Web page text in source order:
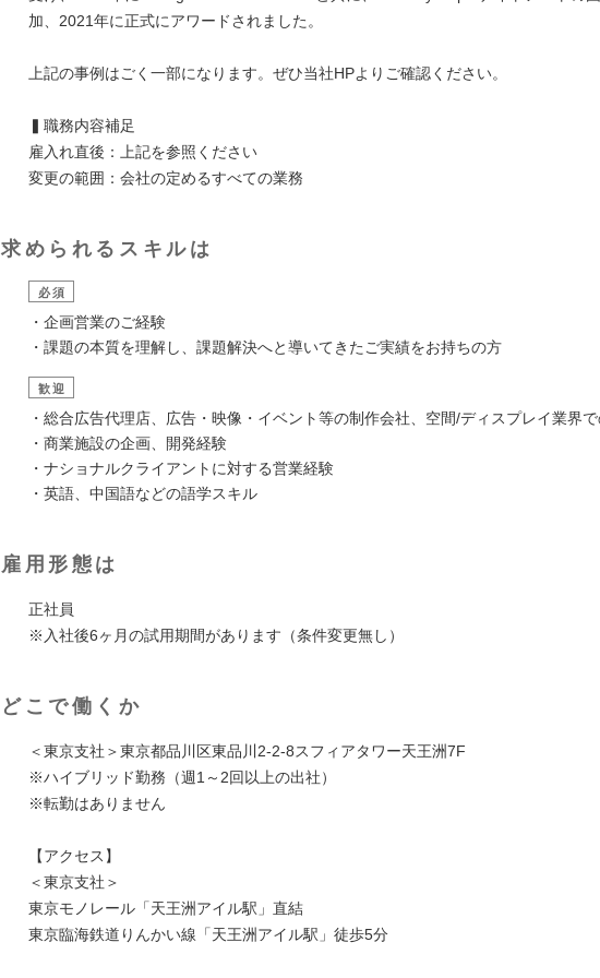
加、2021年に正式にアワードされました。
上記の事例はごく一部になります。ぜひ当社HPよりご確認ください。
▍職務内容補足
雇入れ直後：上記を参照ください
変更の範囲：会社の定めるすべての業務
求められるスキルは
必須
・企画営業のご経験
・課題の本質を理解し、課題解決へと導いてきたご実績をお持ちの方
歓迎
・総合広告代理店、広告・映像・イベント等の制作会社、空間/ディスプレイ業界
・商業施設の企画、開発経験
・ナショナルクライアントに対する営業経験
・英語、中国語などの語学スキル
雇用形態は
正社員
※入社後6ヶ月の試用期間があります（条件変更無し）
どこで働くか
＜東京支社＞東京都品川区東品川2-2-8スフィアタワー天王洲7F
※ハイブリッド勤務（週1～2回以上の出社）
※転勤はありません
【アクセス】
＜東京支社＞
東京モノレール「天王洲アイル駅」直結
東京臨海鉄道りんかい線「天王洲アイル駅」徒歩5分